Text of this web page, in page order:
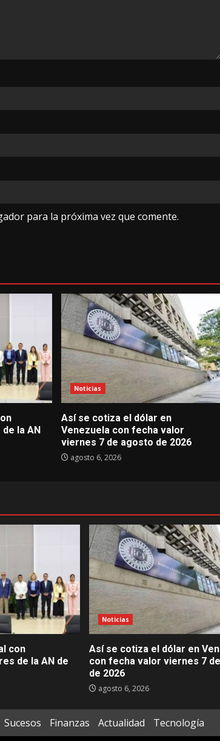
para la próxima vez que comente.
la AN
Noticias
Así se cotiza el dólar en
Venezuela con fecha valor
viernes 7 de agosto de 2026
agosto 6, 2026
con
de la AN de
Noticias
Así se cotiza el dólar en
con fecha valor viernes 7
de 2026
agosto 6, 2026
Sucesos Finanzas Actualidad Tecnología